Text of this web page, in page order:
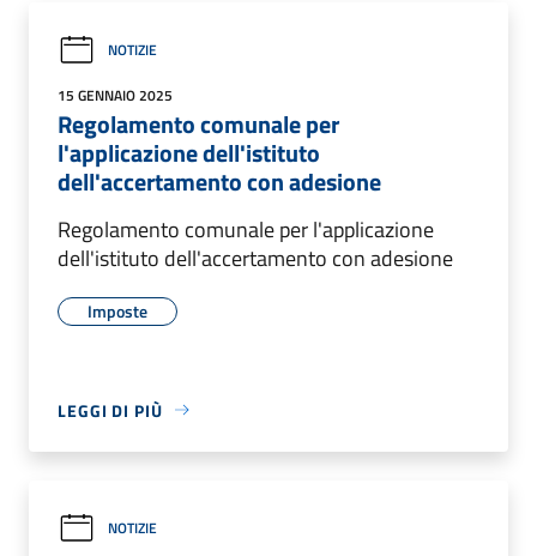
NOTIZIE
15 GENNAIO 2025
Regolamento comunale per
l'applicazione dell'istituto
dell'accertamento con adesione
Regolamento comunale per l'applicazione
dell'istituto dell'accertamento con adesione
Imposte
LEGGI DI PIÙ
NOTIZIE